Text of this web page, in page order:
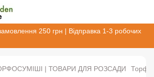
250 грн | Відправка 1-3 робочих
| ТОВАРИ ДЛЯ РОЗСАДИ